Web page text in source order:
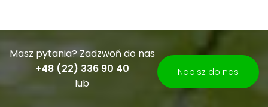
Masz pytania? Zadzwoń do nas
+48 (22) 336 90 40
lub
Napisz do nas